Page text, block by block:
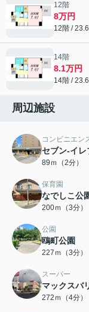
12階
8万円
12階 /
14階
8.1万円
14階 /
周辺施設
コンビニエン
セブン-イレ
89ｍ（2分）
保育園
なでしこ公
200ｍ（3分）
公園
鴎町公園
227ｍ（3分）
スーパー
マックスバ
272ｍ（4分）